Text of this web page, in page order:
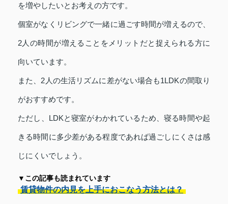
を増やしたいとお考えの方です。
個室がなくリビングで一緒に過ごす時間が増えるので、
2人の時間が増えることをメリットだと捉えられる方に
向いています。
また、2人の生活リズムに差がない場合も1LDKの間取り
がおすすめです。
ただし、LDKと寝室がわかれているため、寝る時間や起
きる時間に多少差がある程度であれば過ごしにくさは感
じにくいでしょう。
▼この記事も読まれています
賃貸物件の内見を上手におこなう方法とは？